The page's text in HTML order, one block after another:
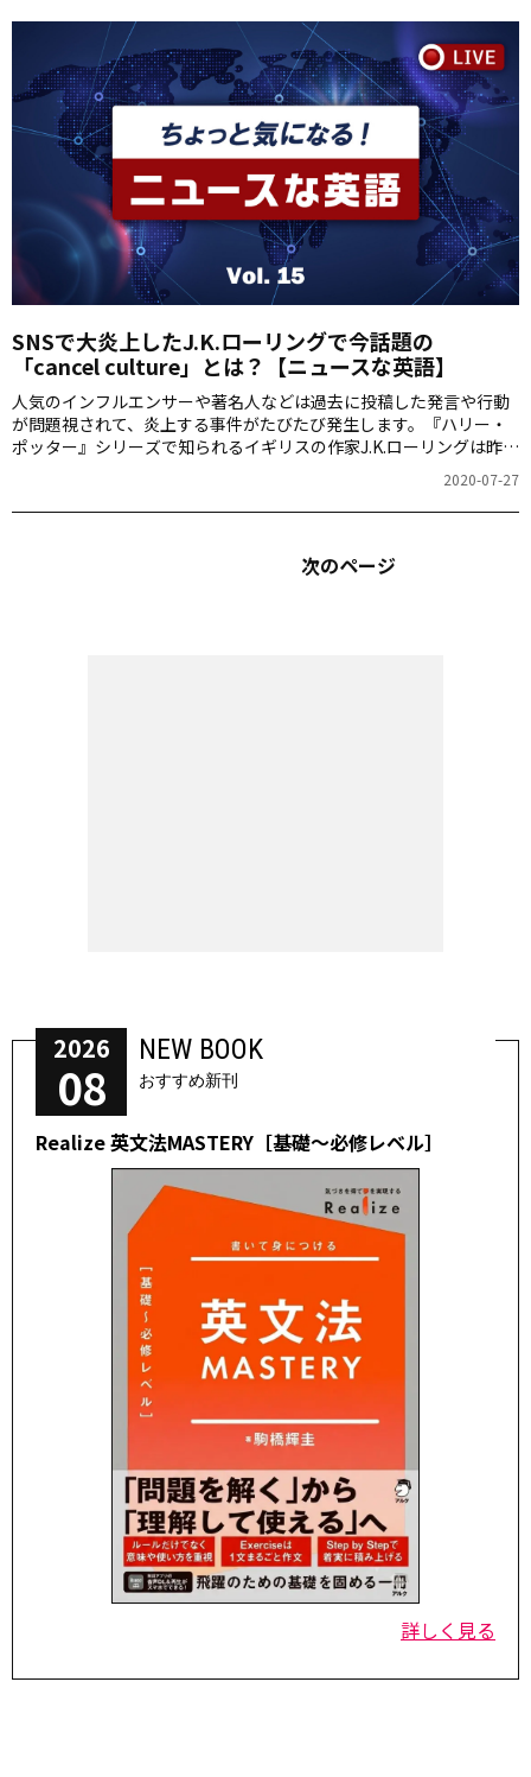
ところ、炎上したためにドミノ・ピザは謝罪に追い込まれ、キャン
ペーンは中止となりました。 ここのところ、「Karen」という女性
の名前がメディアをにぎわせています。でもこのKarenさん、一体
誰なのでしょう？ドミ…
SNSで大炎上したJ.K.ローリングで今話題の
「cancel culture」とは？【ニュースな英語】
人気のインフルエンサーや著名人などは過去に投稿した発言や行動
が問題視されて、炎上する事件がたびたび発生します。『ハリー・
ポッター』シリーズで知られるイギリスの作家J.K.ローリングは昨
なりました。今回は関連の表現、cancel cultureを取り上げます。
今回のニュースな英語 cancel culture 今回取り上げるニュースな英
どちらも日本語にもなっているなじみ深い単語ですが、でも「キャ
ンセル・カルチャー」っていったいなんなのでしょうか？ キャンセ
2020-07-27
次のページ
2026
08
NEW BOOK
おすすめ新刊
Realize 英文法MASTERY［基礎～必修レベル］
詳しく見る